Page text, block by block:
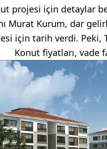
projesi için detaylar
Murat Kurum, dar
için tarih verdi. Peki,
Konut fiyatları, vade